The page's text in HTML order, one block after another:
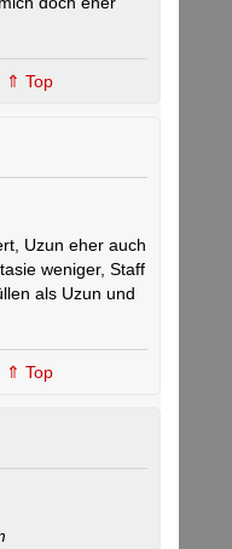
⇑ Top
Uzun eher auch
weniger, Staff
als Uzun und
⇑ Top